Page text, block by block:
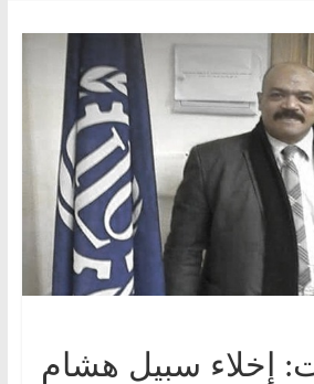
إخلاء سبيل هشام